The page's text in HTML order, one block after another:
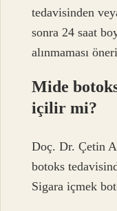
tedavisinden
sonra 24 saat
alınmaması
Mide
içilir mi?
Doç. Dr. Çetin
botoks
Sigara içmek